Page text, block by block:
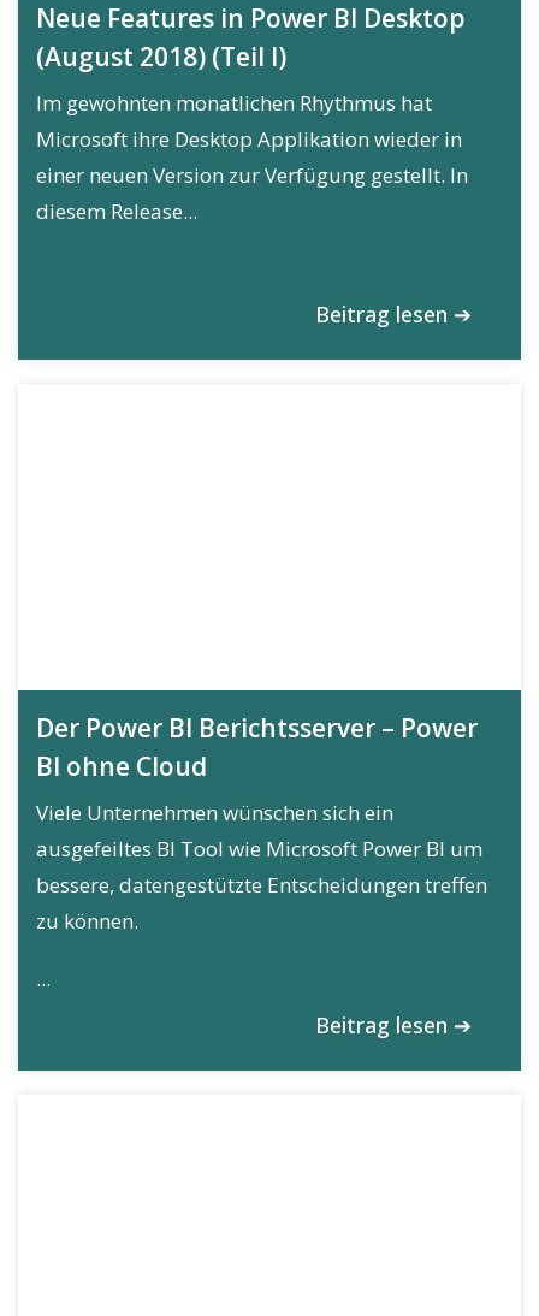
Neue Features in Power BI Desktop
(August 2018) (Teil I)
Im gewohnten monatlichen Rhythmus hat
Microsoft ihre Desktop Applikation wieder in
einer neuen Version zur Verfügung gestellt. In
diesem Release...
Beitrag lesen ➔
Der Power BI Berichtsserver – Power
BI ohne Cloud
Viele Unternehmen wünschen sich ein
ausgefeiltes BI Tool wie Microsoft Power BI um
bessere, datengestützte Entscheidungen treffen
zu können.
...
Beitrag lesen ➔